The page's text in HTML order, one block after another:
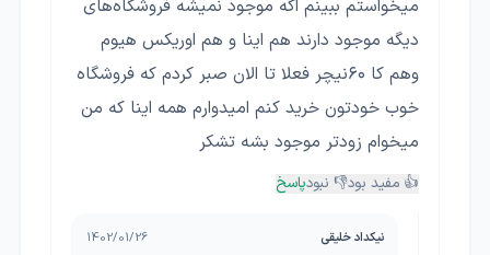
میخواستم ببینم اگه موجود نمیشه فروشگاه‌های
دیگه موجود دارند هم اینا و هم اوریکس هیوم
وهم کا ۶۰نیچر فعلا تا الان صبر کردم که فروشگاه
خوب خودتون خرید کنم امیدوارم همه اینا که من
میخوام زودتر موجود بشه تشکر
👍 مفید بود👎 نبودپاسخ
نیکداد خلیقی 1402/01/26